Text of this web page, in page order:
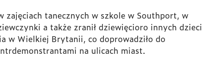
zajęciach tanecznych w szkole w Southport, w
a także zranił dziewięcioro innych dzieci
w Wielkiej Brytanii, co doprowadziło do
na ulicach miast.